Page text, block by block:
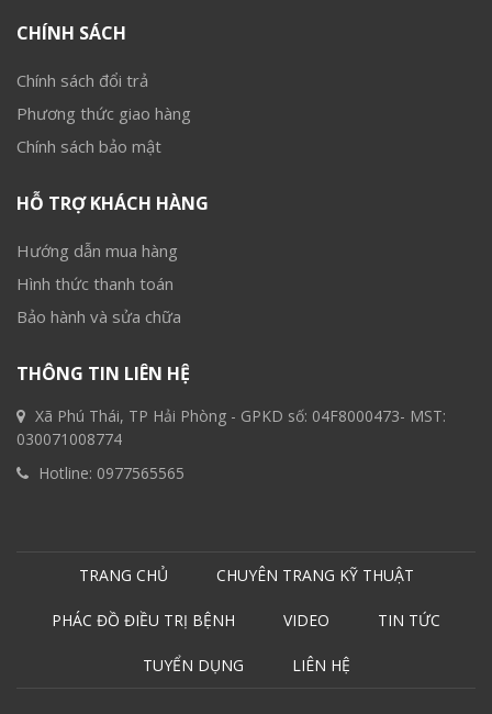
CHÍNH SÁCH
Chính sách đổi trả
Phương thức giao hàng
Chính sách bảo mật
HỖ TRỢ KHÁCH HÀNG
Hướng dẫn mua hàng
Hình thức thanh toán
Bảo hành và sửa chữa
THÔNG TIN LIÊN HỆ
Xã Phú Thái, TP Hải Phòng - GPKD số: 04F8000473- MST:
030071008774
Hotline: 0977565565
TRANG CHỦ CHUYÊN TRANG KỸ THUẬT
PHÁC ĐỒ ĐIỀU TRỊ BỆNH VIDEO TIN TỨC
TUYỂN DỤNG LIÊN HỆ